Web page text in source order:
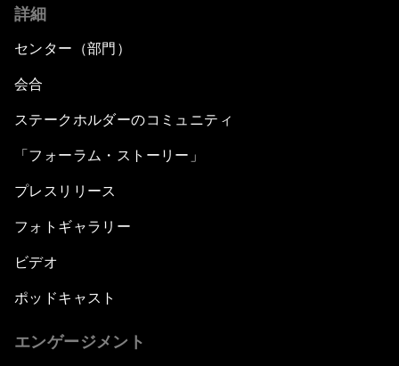
詳細
センター（部門）
会合
ステークホルダーのコミュニティ
「フォーラム・ストーリー」
プレスリリース
フォトギャラリー
ビデオ
ポッドキャスト
エンゲージメント